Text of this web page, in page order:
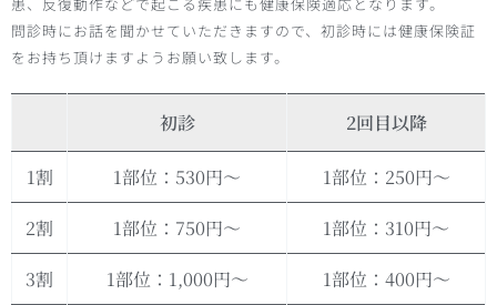
問診時にお話を聞かせていただきますので、初診時には健康保険証
をお持ち頂けますようお願い致します。
初診 2回目以降
1割 1部位：530円～
1部位：250円～
2割
1部位：750円～
1部位：310円～
3割
1部位：1,000円～ 1部位：400円～